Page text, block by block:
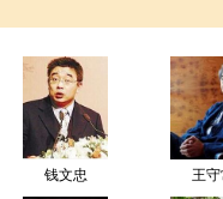
钱文忠 王守